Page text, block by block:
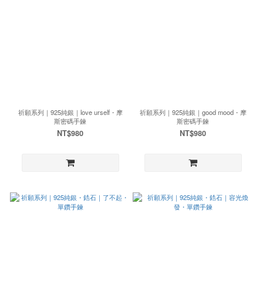
祈願系列｜925純銀｜love urself・摩
斯密碼手鍊
NT$980
祈願系列｜925純銀｜good mood・摩
斯密碼手鍊
NT$980